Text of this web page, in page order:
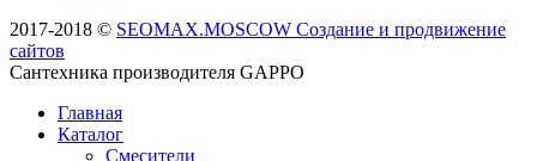
2017-2018 © SEOMAX.MOSCOW Создание и продвижение
сайтов
Сантехника производителя GAPPO
Главная
Каталог
Смесители